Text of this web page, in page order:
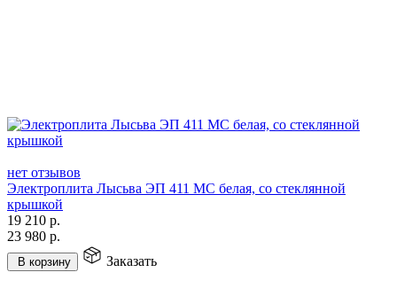
нет отзывов
Электроплита Лысьва ЭП 411 МС белая, со стеклянной
крышкой
19 210 р.
23 980 р.
В корзину Заказать